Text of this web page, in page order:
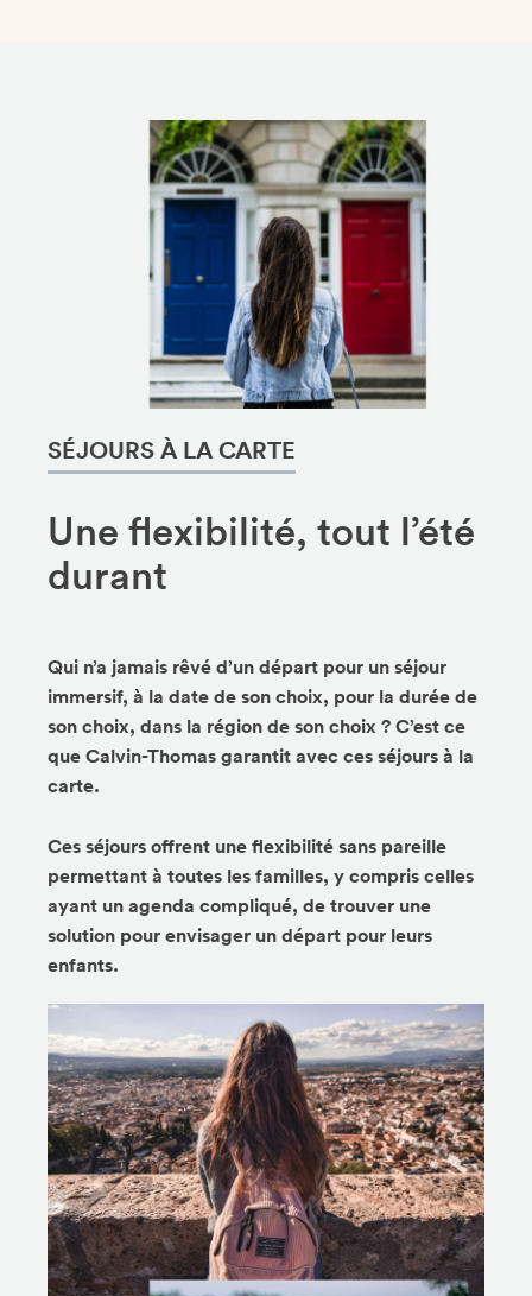
SÉJOURS À LA CARTE
Une flexibilité, tout l’été
durant
Qui n’a jamais rêvé d’un départ pour un séjour
immersif, à la date de son choix, pour la durée de
son choix, dans la région de son choix ? C’est ce
que Calvin-Thomas garantit avec ces séjours à la
carte.
Ces séjours offrent une flexibilité sans pareille
permettant à toutes les familles, y compris celles
ayant un agenda compliqué, de trouver une
solution pour envisager un départ pour leurs
enfants.